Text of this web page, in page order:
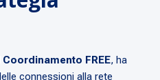
Coordinamento FREE, ha
connessioni alla rete